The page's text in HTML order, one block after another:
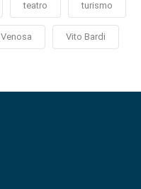
teatro turismo
Venosa Vito Bardi